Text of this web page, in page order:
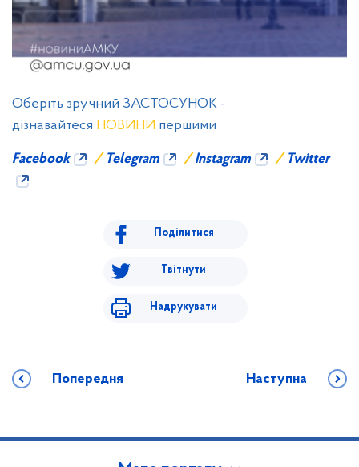
Оберіть зручний ЗАСТОСУНОК -
дізнавайтеся НОВИНИ першими
Facebook / Telegram / Instagram / Twitter
Поділитися
Твітнути
Надрукувати
Попередня Наступна